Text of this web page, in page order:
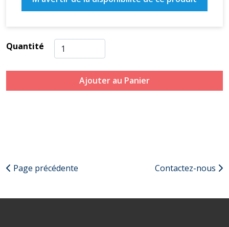
Quantité
Ajouter au Panier
Page précédente Contactez-nous